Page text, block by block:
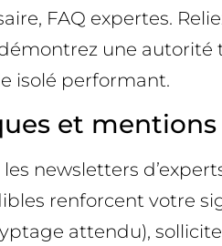
FAQ expertes.
une
isolé performant.
et mentions
les newsletters
renforcent votre
attendu),